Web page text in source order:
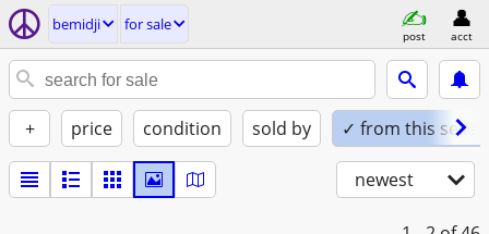
bemidji for sale
post acct
+ price condition sold by ✓ from this seller
newest